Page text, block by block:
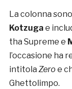
La colonna
Kotzuga e
tha Supreme e
l’occasione ha
intitola Zero e
Ghettolimpo.